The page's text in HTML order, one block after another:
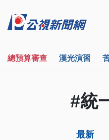
總預算審查 漢光演習
#統
最新